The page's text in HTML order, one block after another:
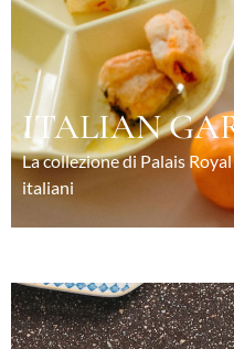
ITALIAN
La collezione di Palais
italiani